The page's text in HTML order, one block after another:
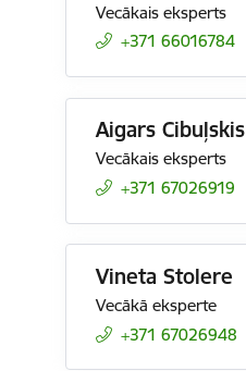
Vecākais eksperts
+371 66016784
Aigars Cibuļskis
Vecākais eksperts
+371 67026919
Vineta Stolere
Vecākā eksperte
+371 67026948